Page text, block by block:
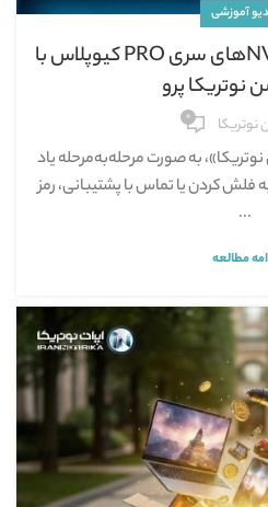
آموزشی
آموزش ریست پسورد NVRهای سری PRO کیوپلاس با
نوتریکا پرو
نوتریکا ۰
به صورت مرحله‌به‌مرحله یاد
فلش کردن یا تماس با پشتیبانی، رمز
...
مطالعه